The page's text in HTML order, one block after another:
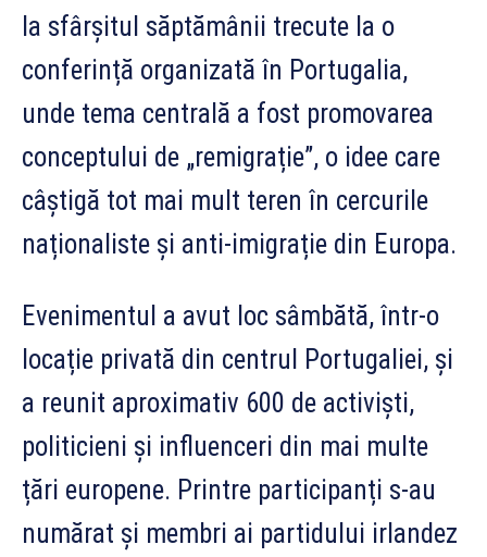
la sfârșitul săptămânii trecute la o
conferință organizată în Portugalia,
unde tema centrală a fost promovarea
conceptului de „remigrație”, o idee care
câștigă tot mai mult teren în cercurile
naționaliste și anti-imigrație din Europa.
Evenimentul a avut loc sâmbătă, într-o
locație privată din centrul Portugaliei, și
a reunit aproximativ 600 de activiști,
politicieni și influenceri din mai multe
țări europene. Printre participanți s-au
numărat și membri ai partidului irlandez